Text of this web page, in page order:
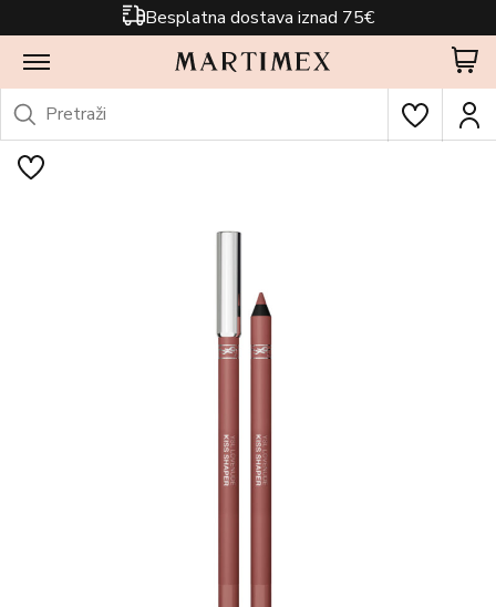
Besplatna dostava iznad 75€